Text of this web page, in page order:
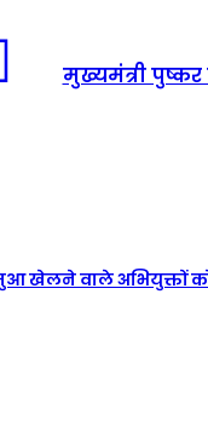
मुख्यमंत्री
खेलने वाले अभियुक्तों